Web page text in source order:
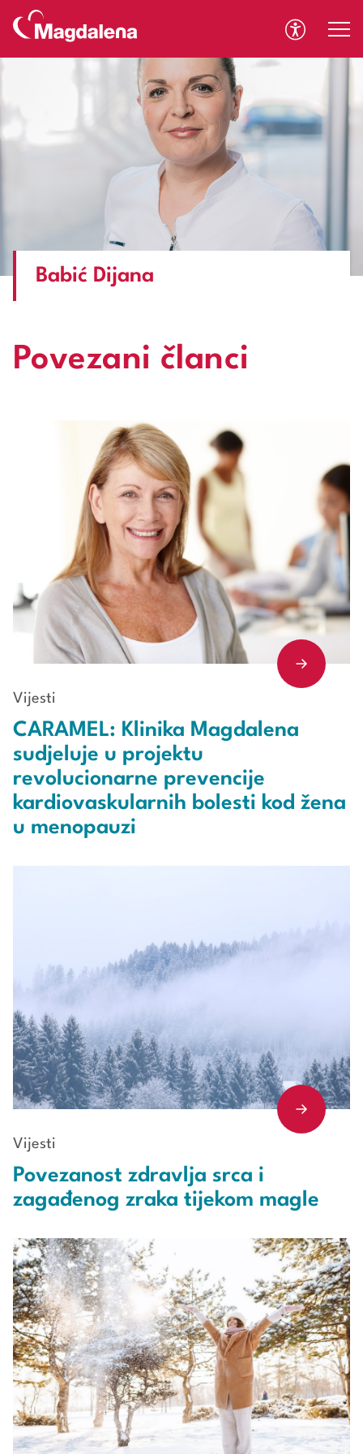
A A
Babić Dijana
Povezani članci
Vijesti
CARAMEL: Klinika Magdalena
sudjeluje u projektu
revolucionarne prevencije
kardiovaskularnih bolesti kod žena
u menopauzi
Vijesti
Povezanost zdravlja srca i
zagađenog zraka tijekom magle